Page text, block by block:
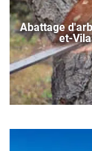
Abattage
et-